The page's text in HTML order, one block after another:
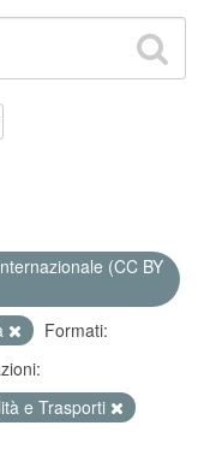
(CC BY
Formati:
e Trasporti